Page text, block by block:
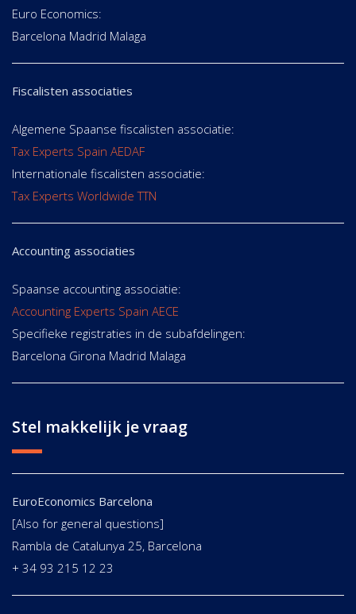
Euro Economics:
Barcelona Madrid Malaga
Fiscalisten associaties
Algemene Spaanse fiscalisten associatie:
Tax Experts Spain AEDAF
Internationale fiscalisten associatie:
Tax Experts Worldwide TTN
Accounting associaties
Spaanse accounting associatie:
Accounting Experts Spain AECE
Specifieke registraties in de subafdelingen:
Barcelona Girona Madrid Malaga
Stel makkelijk je vraag
EuroEconomics Barcelona
[Also for general questions]
Rambla de Catalunya 25, Barcelona
+ 34 93 215 12 23